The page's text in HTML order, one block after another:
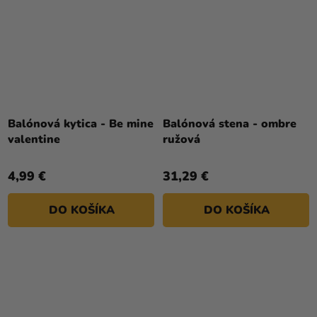
Balónová kytica - Be mine
valentine
4,99 €
DO KOŠÍKA
Balónová stena - ombre
ružová
31,29 €
DO KOŠÍKA